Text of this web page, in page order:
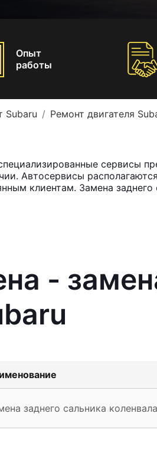
Опыт
работы
Subaru Ремонт двигателя
сервисы
Автосервисы
клиентам. Замена
-
заднего сальника коленвала